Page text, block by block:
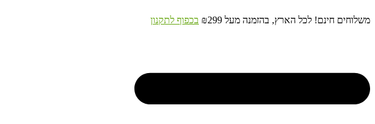
לתוכן
משלוחים חינם! לכל הארץ, בהזמנה מעל ₪299 בכפוף לתקנון